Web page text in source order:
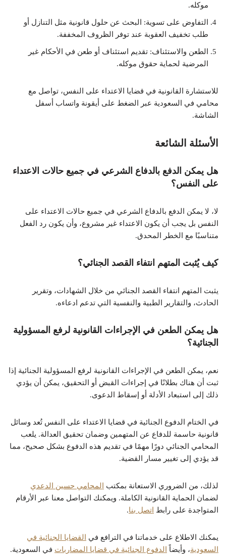
موكله.
التفاوض على تسوية: البحث عن حلول قانونية مثل التنازل أو
طلب تخفيف العقوبة عند توفر الظروف المخففة.
الطعن والاستئناف: تقديم استئناف أو طعن في الأحكام غير
المرضية لحماية حقوق موكله.
للاستشارة القانونية في قضايا الاعتداء على النفس، تواصل مع
محامي في السعودية عبر الضغط على أيقونة واتساب أسفل
الشاشة.
الأسئلة الشائعة
هل يمكن الدفع بالدفاع الشرعي في جميع حالات الاعتداء
على النفس؟
لا، لا يمكن الدفع بالدفاع الشرعي في جميع حالات الاعتداء على
النفس بل يجب أن يكون الاعتداء غير مشروع، وأن يكون رد الفعل
متناسبًا مع الخطر المحدق.
كيف يُثبت المتهم انتفاء القصد الجنائي؟
يثبت المتهم انتفاء القصد الجنائي من خلال الشهادات، وتقرير
الحادث، والتقارير الطبية والنفسية التي تدعم ادعاءه.
هل يمكن الطعن في الإجراءات القانونية لرفع المسؤولية
الجنائية؟
نعم، يمكن الطعن في الإجراءات القانونية لرفع المسؤولية الجنائية إذا
ثبت أن هناك بطلانًا في إجراءات القبض أو التحقيق، يمكن أن يؤدي
ذلك إلى استبعاد الأدلة أو إسقاط الدعوى.
في الختام الدفوع الجنائية في قضايا الاعتداء على النفس تُعد وسائل
قانونية حاسمة للدفاع عن المتهمين وضمان تحقيق العدالة. يلعب
المحامي الجنائي دورًا مهمًا في تقديم هذه الدفوع بشكل صحيح، مما
قد يؤدي إلى تغيير مسار القضية.
لذلك، من الضروري الاستعانة بمكتب
المحامي حسين الدعدي
لضمان الحماية القانونية الكاملة. ويمكنك التواصل معنا عبر الأرقام
المتواجدة على رابط اتصل بنا.
يمكنك الاطلاع على خدماتنا في الترافع في
القضايا الجنائية في
السعودية، وأيضاً الدفوع الجنائية في قضايا المضاربات في السعودية.